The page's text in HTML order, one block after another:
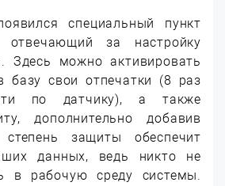
специальный пункт
отвечающий за настройку
Здесь можно активировать
базу свои отпечатки (8 раз
по датчику), а также
дополнительно добавив
защиты обеспечит
данных, ведь никто не
в рабочую среду системы.